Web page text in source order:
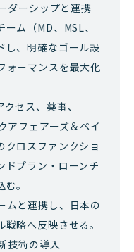
ダーシップと連携
ム（MD、MSL、
し、明確なゴール設
ォーマンスを最大化
セス、薬事、
アフェアーズ＆ペイ
クロスファンクショ
ドプラン・ローンチ
。
ムと連携し、日本の
略へ反映させる。
技術の導入